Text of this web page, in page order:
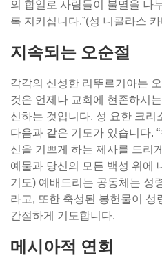
의 합일로 사람들이 불멸을 나
록 지키십니다.”(성 니콜라스
지속되는 오순절
각각의 신성한 리뚜르기아는
것은 언제나 교회에 현존하시
신하는 것입니다. 성 요한 크리
다음과 같은 기도가 있습니다.
신을 기쁘게 하는 제사를 드리
예물과 당신의 모든 백성 위에
기도) 예배드리는 공동체는 성
라고, 또한 축성된 봉헌물이 성
간절하게 기도합니다.
메시아적 연회